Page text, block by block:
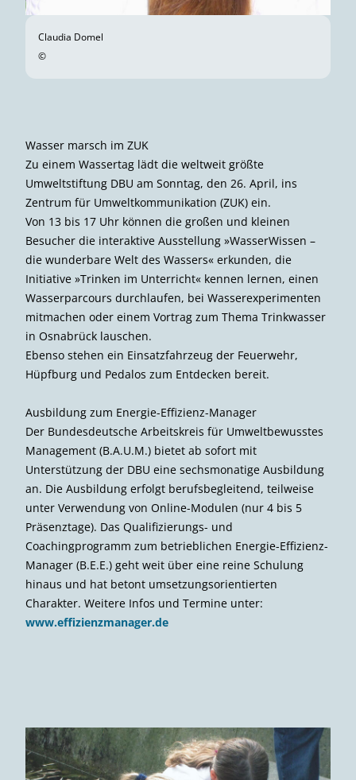
Claudia Domel
©
Wasser marsch im ZUK
Zu einem Wassertag lädt die weltweit größte
Umweltstiftung DBU am Sonntag, den 26. April, ins
Zentrum für Umweltkommunikation (ZUK) ein.
Von 13 bis 17 Uhr können die großen und kleinen
Besucher die interaktive Ausstellung »WasserWissen –
die wunder­bare Welt des Wassers« erkunden, die
Initiative »Trinken im Unterricht« kennen lernen, einen
Wasserparcours durchlaufen, bei Wasser­experimenten
mitmachen oder einem Vortrag zum Thema Trinkwasser
in Osnabrück lauschen.
Ebenso stehen ein Einsatzfahrzeug der Feuerwehr,
Hüpfburg und Pedalos zum Entdecken bereit.
Ausbildung zum Energie-Effizienz-Manager
Der Bundesdeutsche Arbeitskreis für Umweltbewusstes
Management (B.A.U.M.) bietet ab sofort mit
Unterstützung der DBU eine sechsmonatige Ausbildung
an. Die Ausbildung erfolgt berufsbegleitend, teilweise
unter Verwendung von Online-Modulen (nur 4 bis 5
Präsenztage). Das Qualifizierungs- und
Coachingprogramm zum betrieblichen Energie-Effizienz-
Manager (B.E.E.) geht weit über eine reine Schulung
hinaus und hat betont umsetzungsorientierten
Charakter. Weitere Infos und Termine unter:
www.effizienzmanager.de